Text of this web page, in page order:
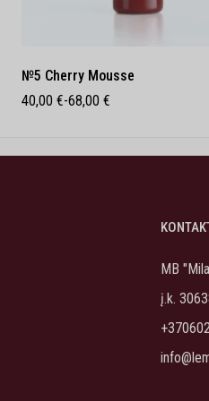
№5 Cherry Mousse
40,00 €-68,00 €
MB
į.k.